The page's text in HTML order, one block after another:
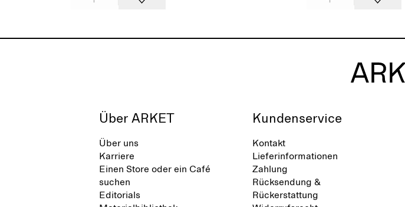
Über ARKET
Über uns
Karriere
Einen Store oder ein Café
suchen
Editorials
Kundenservice
Kontakt
Lieferinformationen
Zahlung
Rücksendung &
Rückerstattung